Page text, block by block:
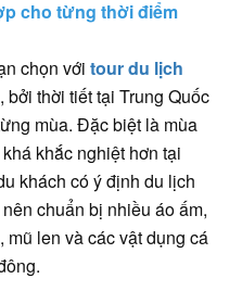
cho từng thời điểm
chọn với tour du lịch
bởi thời tiết tại Trung Quốc
mùa. Đặc biệt là mùa
khắc nghiệt hơn tại
khách có ý định du lịch
chuẩn bị nhiều áo ấm,
len và các vật dụng cá